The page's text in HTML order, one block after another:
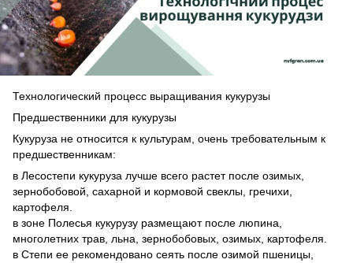
Технологический процесс выращивания кукурузы
Предшественники для кукурузы
Кукуруза не относится к культурам, очень требовательным к
предшественникам:
в Лесостепи кукуруза лучше всего растет после озимых,
зернобобовой, сахарной и кормовой свеклы, гречихи,
картофеля.
в зоне Полесья кукурузу размещают после люпина,
многолетних трав, льна, зернобобовых, озимых, картофеля.
в Степи ее рекомендовано сеять после озимой пшеницы,